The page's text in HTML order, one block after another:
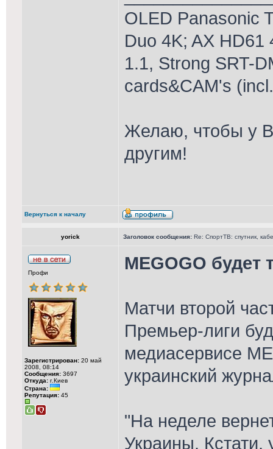
OLED Panasonic
Duo 4K; AX HD61
1.1, Strong SRT-
cards&CAM's
Желаю, чтобы у
другим!
Вернуться к началу
yorick Заголовок сообщения: Re: СпортТВ: спутник,
Профи
Зарегистрирован: 20 май
2008, 08:14
Сообщения: 3697
Откуда: г.Киев
Страна:
Репутация: 45
MEGOGO
Матчи второй
Премьер-лиги
медиасервисе
украинский
"На неделе
Украины. Кстати,